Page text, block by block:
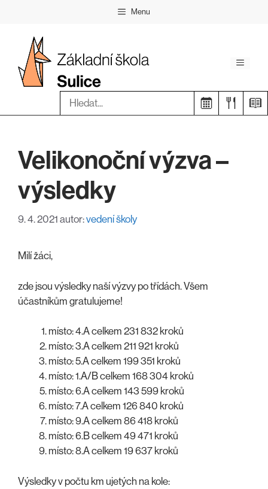
Menu
Menu
Hledat:
Velikonoční výzva –
výsledky
9. 4. 2021 autor:vedení školy
Milí žáci,
zde jsou výsledky naší výzvy po třídách. Všem
účastníkům gratulujeme!
místo: 4.A celkem 231 832 kroků
místo: 3.A celkem 211 921 kroků
místo: 5.A celkem 199 351 kroků
místo: 1.A/B celkem 168 304 kroků
místo: 6.A celkem 143 599 kroků
místo: 7.A celkem 126 840 kroků
místo: 9.A celkem 86 418 kroků
místo: 6.B celkem 49 471 kroků
místo: 8.A celkem 19 637 kroků
Výsledky v počtu km ujetých na kole: